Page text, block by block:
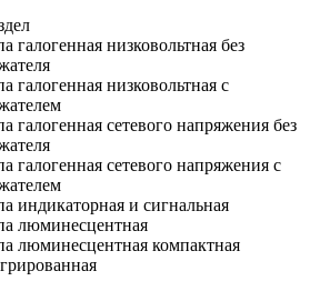
галогенная низковольтная без
галогенная низковольтная с
галогенная сетевого напряжения без
галогенная сетевого напряжения с
индикаторная и сигнальная
люминесцентная
люминесцентная компактная